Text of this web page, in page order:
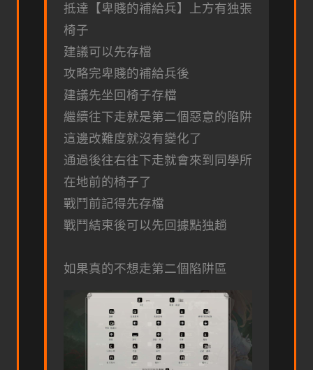
抵達【卑賤的補給兵】上方有独張
椅子
建議可以先存檔
攻略完卑賤的補給兵後
建議先坐回椅子存檔
繼續往下走就是第二個惡意的陷阱
這邊改難度就沒有變化了
通過後往右往下走就會來到同學所
在地前的椅子了
戰鬥前記得先存檔
戰鬥結束後可以先回據點独趟
如果真的不想走第二個陷阱區